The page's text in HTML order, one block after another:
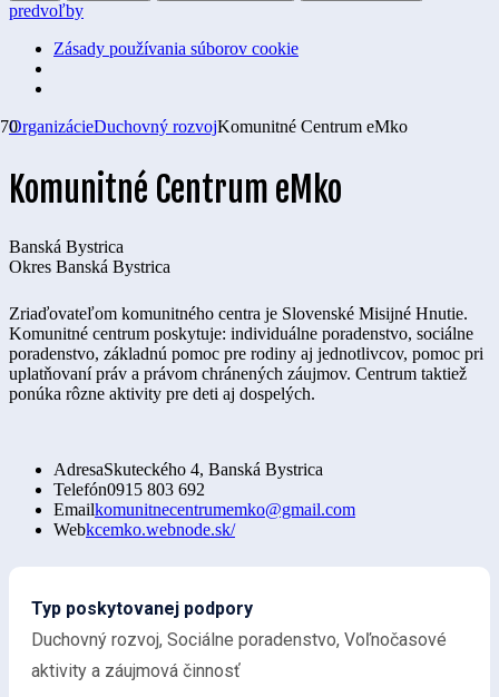
predvoľby
Zásady používania súborov cookie
OrganizácieDuchovný rozvojKomunitné Centrum eMko
Komunitné Centrum eMko
Banská Bystrica
Okres Banská Bystrica
Zriaďovateľom komunitného centra je Slovenské Misijné Hnutie.
Komunitné centrum poskytuje: individuálne poradenstvo, sociálne
poradenstvo, základnú pomoc pre rodiny aj jednotlivcov, pomoc pri
uplatňovaní práv a právom chránených záujmov. Centrum taktiež
ponúka rôzne aktivity pre deti aj dospelých.
AdresaSkuteckého 4, Banská Bystrica
Telefón0915 803 692
Emailkomunitnecentrumemko@gmail.com
Webkcemko.webnode.sk/
Typ poskytovanej podpory
Duchovný rozvoj, Sociálne poradenstvo, Voľnočasové
aktivity a záujmová činnosť